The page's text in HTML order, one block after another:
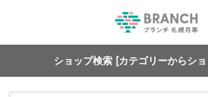
ショップ検索 [カテゴリーからシ